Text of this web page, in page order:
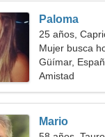
Paloma
25 años,
Mujer busca
Güímar,
Amistad
Mario